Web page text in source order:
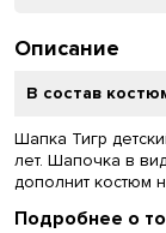
Описание
В состав
Шапка Тигр
лет. Шапочка в
дополнит костюм
Подробнее о